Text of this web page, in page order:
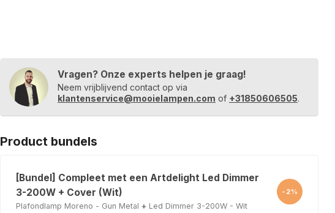
Vragen? Onze experts helpen je graag!
Neem vrijblijvend contact op via
klantenservice@mooielampen.com of +31850606505.
Product bundels
[Bundel] Compleet met een Artdelight Led Dimmer
3-200W + Cover (Wit)
Plafondlamp Moreno - Gun Metal + Led Dimmer 3-200W - Wit
-2%